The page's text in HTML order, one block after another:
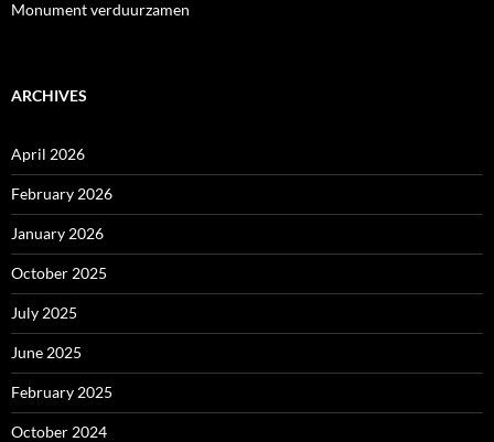
Monument verduurzamen
ARCHIVES
April 2026
February 2026
January 2026
October 2025
July 2025
June 2025
February 2025
October 2024